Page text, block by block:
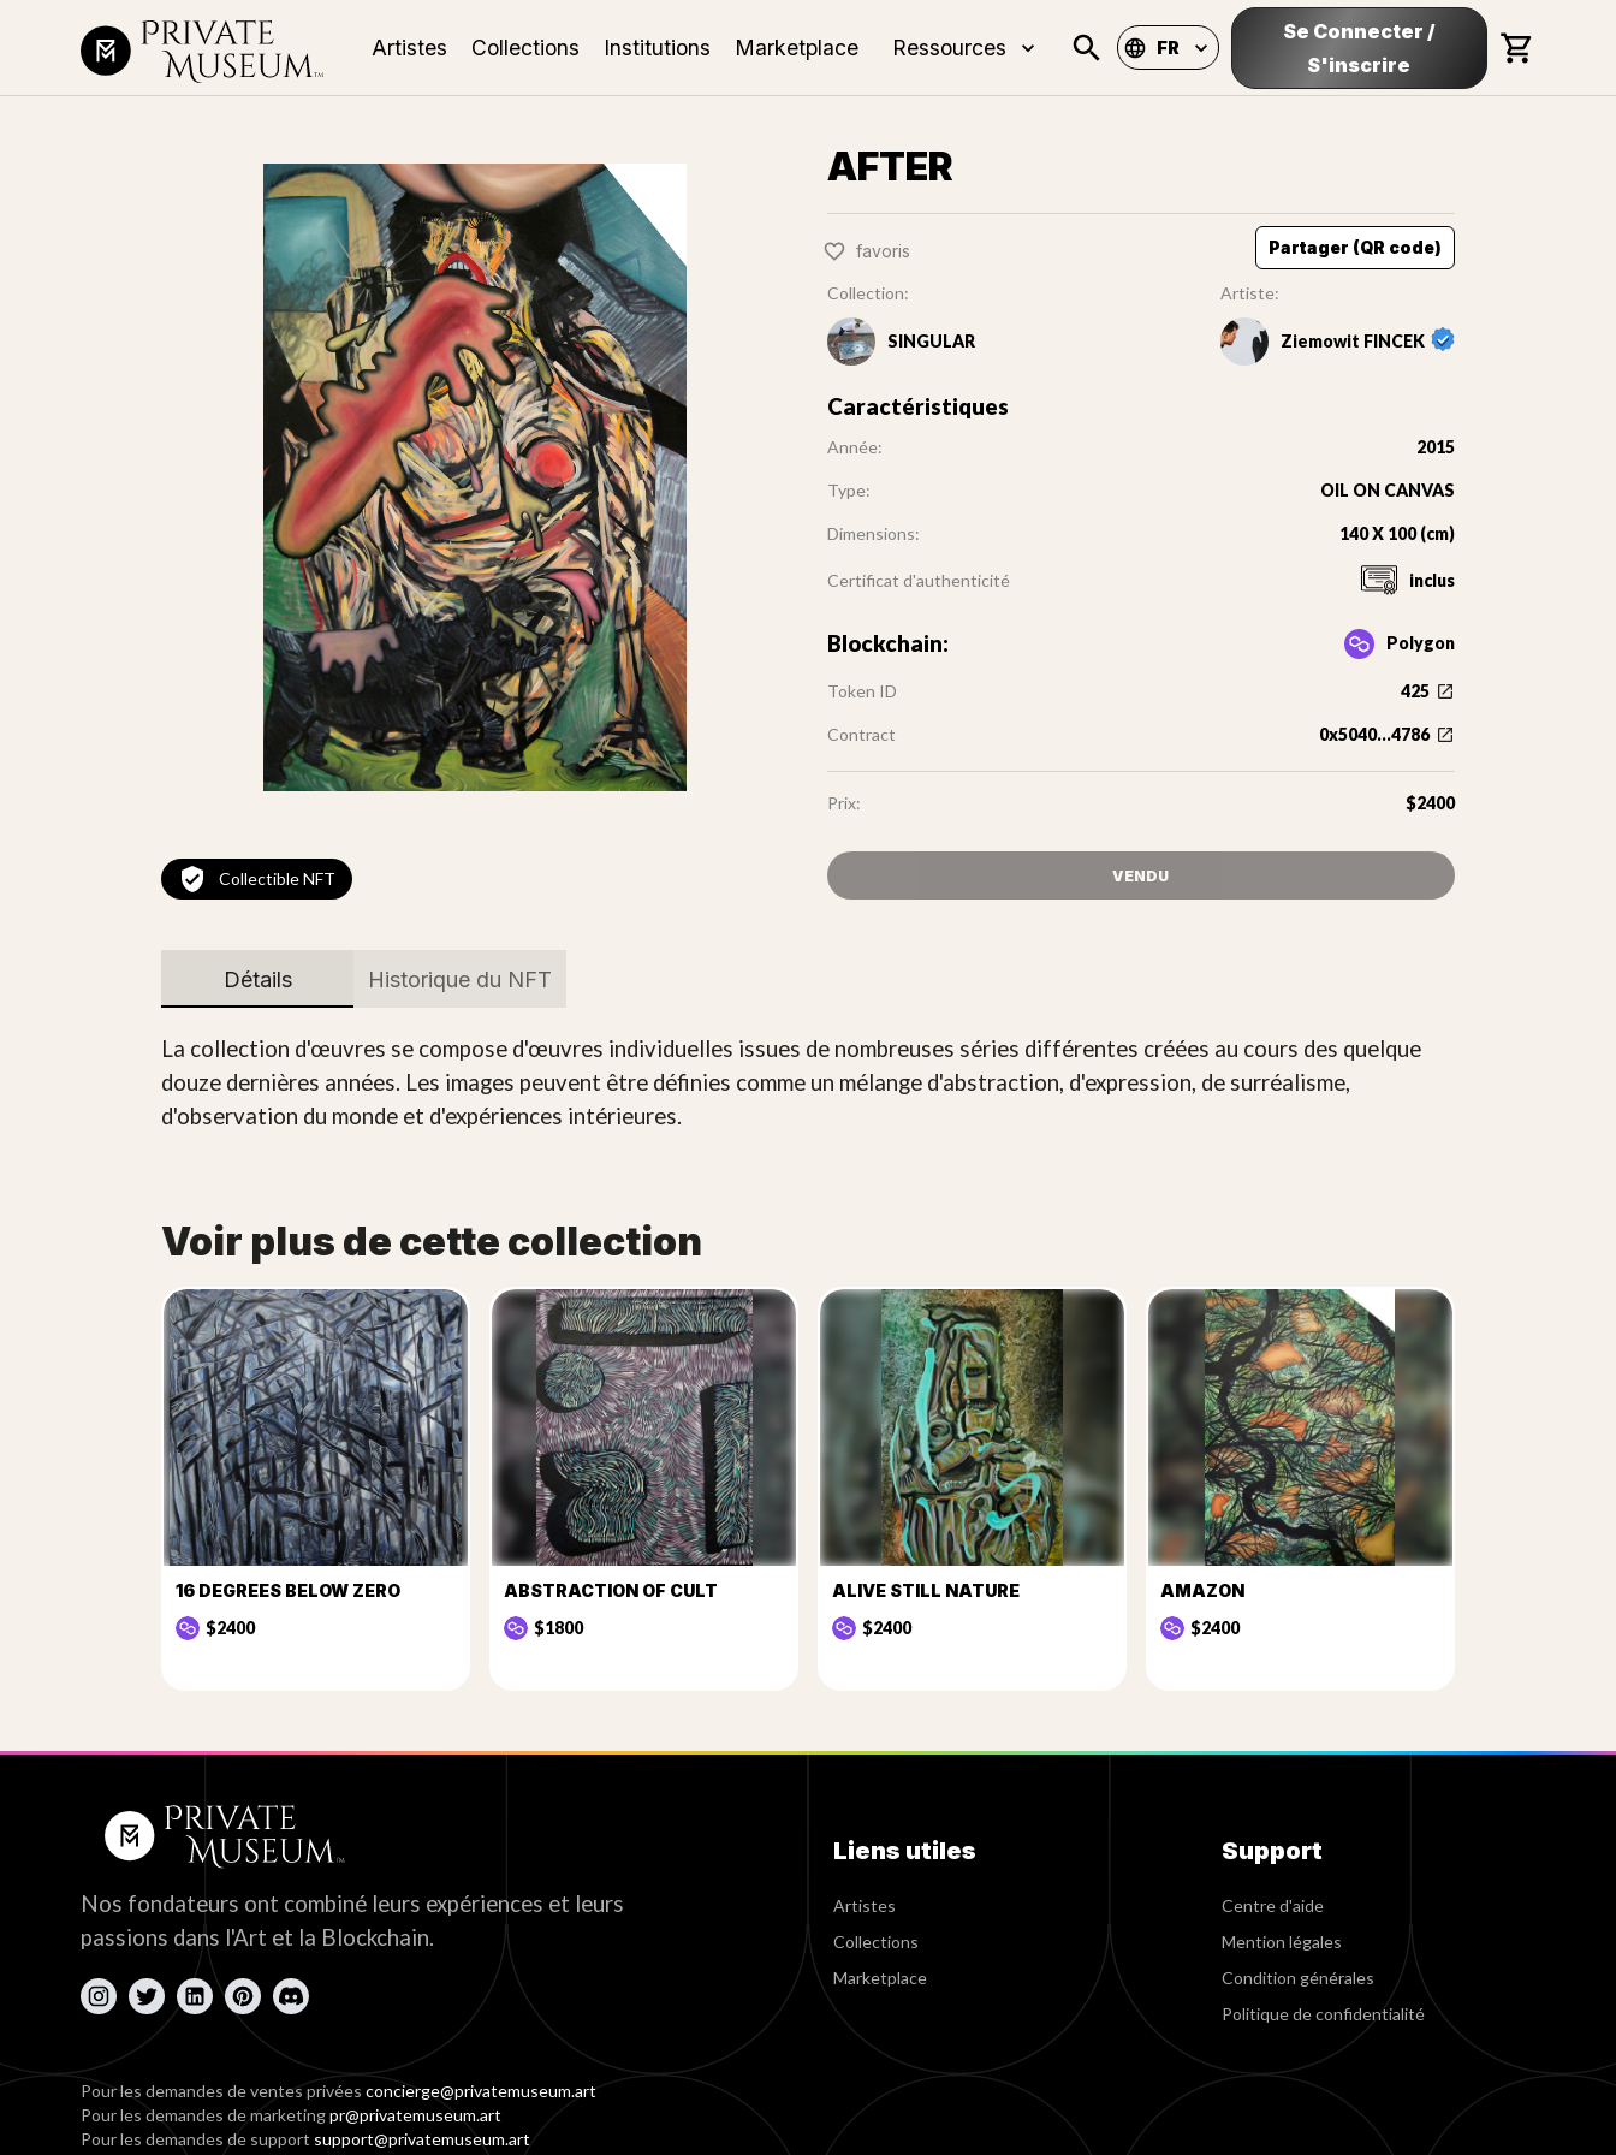
Artistes Collections Institutions Marketplace Ressources FR
Se Connecter /
S'inscrire
Collectible NFT
AFTER
favoris Partager (QR code)
Collection:
SINGULAR
Artiste:
Ziemowit FINCEK
Caractéristiques
Année: 2015
Type: OIL ON CANVAS
Dimensions: 140 X 100 (cm)
Certificat d'authenticité inclus
Blockchain: Polygon
Token ID 425
Contract 0x5040...4786
Prix: $2400
VENDU
Détails Historique du NFT
La collection d'œuvres se compose d'œuvres individuelles issues de nombreuses séries différentes créées au cours des quelque
douze dernières années. Les images peuvent être définies comme un mélange d'abstraction, d'expression, de surréalisme,
d'observation du monde et d'expériences intérieures.
Voir plus de cette collection
16 DEGREES BELOW ZERO
$2400
ABSTRACTION OF CULT
$1800
ALIVE STILL NATURE
$2400
AMAZON
$2400
Nos fondateurs ont combiné leurs expériences et leurs
passions dans l'Art et la Blockchain.
Liens utiles
Artistes
Collections
Marketplace
Support
Centre d'aide
Mention légales
Condition générales
Politique de confidentialité
Pour les demandes de ventes privéesconcierge@privatemuseum.art
Pour les demandes de marketingpr@privatemuseum.art
Pour les demandes de support support@privatemuseum.art